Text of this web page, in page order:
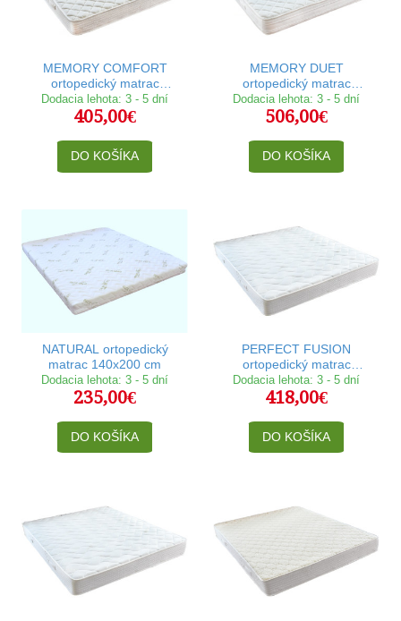
MEMORY COMFORT
ortopedický matrac
140x200 cm
Dodacia lehota: 3 - 5 dní
405,00€
DO KOŠÍKA
MEMORY DUET
ortopedický matrac
140x200 cm
Dodacia lehota: 3 - 5 dní
506,00€
DO KOŠÍKA
NATURAL ortopedický
matrac 140x200 cm
Dodacia lehota: 3 - 5 dní
235,00€
DO KOŠÍKA
PERFECT FUSION
ortopedický matrac
140x200 cm
Dodacia lehota: 3 - 5 dní
418,00€
DO KOŠÍKA